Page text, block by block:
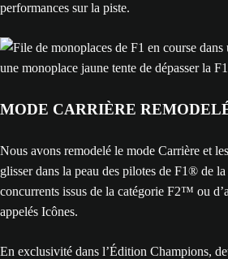
performances sur la piste.
MODE CARRIÈRE
Nous avons remodelé le mode Carrière et
glisser dans la peau des pilotes de F1® de
concurrents issus de la catégorie F2™ ou
appelés Icônes.
En exclusivité dans l’Édition Champions,